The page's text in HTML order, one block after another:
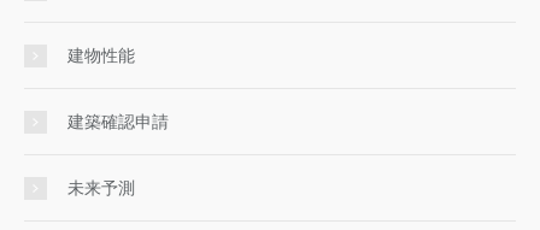
建物性能
建築確認申請
未来予測